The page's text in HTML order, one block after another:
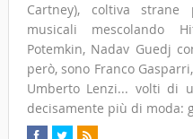
Cartney), coltiva strane
musicali mescolando
Potemkin, Nadav Guedj
però, sono Franco
Umberto Lenzi... volti di
decisamente più di moda: